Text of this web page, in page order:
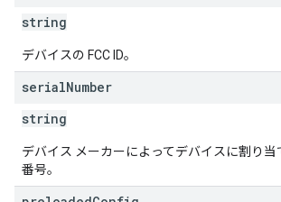
string
デバイスの FCC ID。
serialNumber
string
デバイス メーカーによってデバイスに割り
番号。